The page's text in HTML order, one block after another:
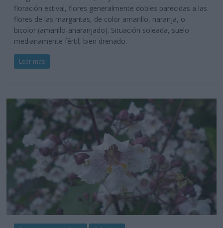
floración estival, flores generalmente dobles parecidas a las
flores de las margaritas, de color amarillo, naranja, o
bicolor (amarillo-anaranjado). Situación soleada, suelo
medianamente fértil, bien drenado.
Leer más